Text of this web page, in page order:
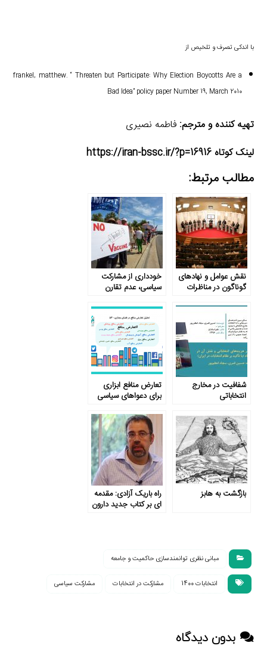
با اندکی تصرف و تلخیص از
frankel, matthew. “ Threaten but Participate: Why Election Boycotts Are a
Bad Idea” policy paper Number 19, March 2010
تهیه کننده و مترجم: فاطمه نصیری
لینک کوتاه https://iran-bssc.ir/?p=16916
مطالب مرتبط:
نقش عوامل و نهادهای
گوناگون در مناظرات
خودداری از مشارکت
سیاسی، عدم تقارن
خطرناک جامعه ایران
شفافیت در مخارج
انتخاباتی
تعارض منافع ابزاری
برای دعواهای سیاسی
بازگشت به هابز
راه باریک آزادی: مقدمه
ای بر کتاب جدید دارون
مبانی نظری توانمندسازی حاکمیت و جامعه
انتخابات 1400 مشارکت در انتخابات مشارکت سیاسی
بدون دیدگاه